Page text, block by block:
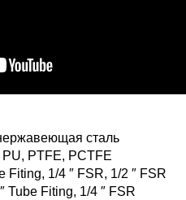
сталь
PU, PTFE, PCTFE
Fiting, 1/4 ″ FSR, 1/2 ″ FSR
Tube Fiting, 1/4 ″ FSR